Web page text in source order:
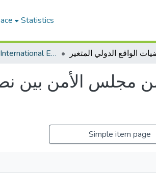
Statistics
Revue Droit International Et Développement
مجلس الأمن بين
Simple item page